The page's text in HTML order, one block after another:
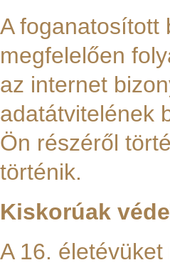
A foganatosított
megfelelően
az internet
adatátvitelének
Ön részéről
történik.
Kiskorúak
A 16.